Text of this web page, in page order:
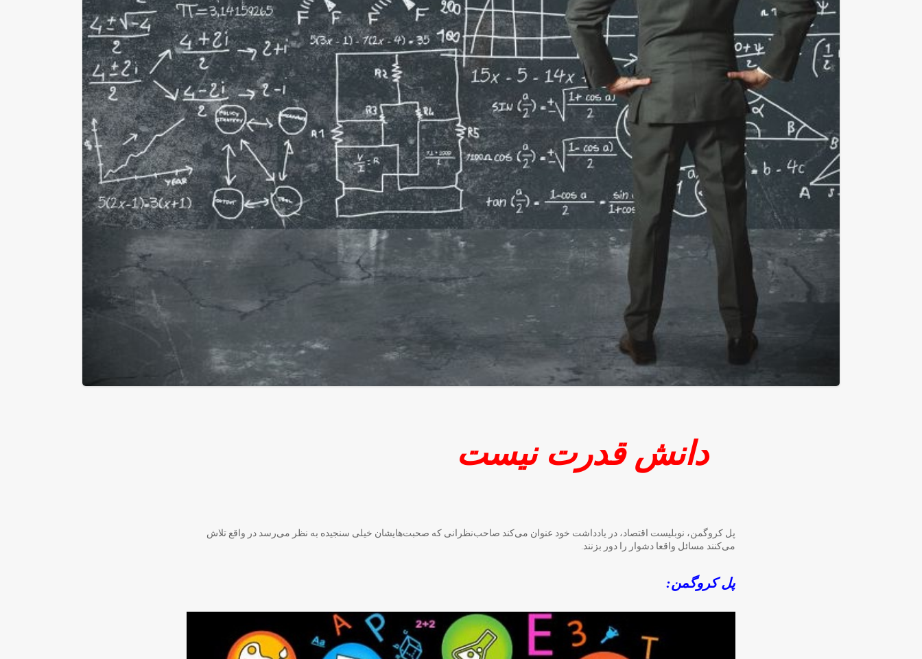
دانش قدرت نیست
پل کروگمن، نوبلیست اقتصاد، در یادداشت خود عنوان می‌کند صاحب‌نظرانی که صحبت‌هایشان خیلی سنجیده به نظر می‌رسد در واقع تلاش
می‌کنند مسائل واقعا دشوار را دور بزنند.
پل کروگمن: